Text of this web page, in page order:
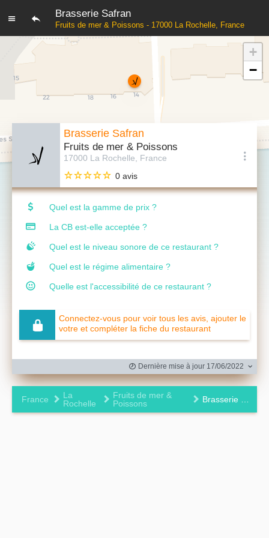
Brasserie Safran
Fruits de mer & Poissons - 17000 La Rochelle, France
Brasserie Safran
Fruits de mer & Poissons
17000 La Rochelle, France
0 avis
Quel est la gamme de prix ?
La CB est-elle acceptée ?
Quel est le niveau sonore de ce restaurant ?
Quel est le régime alimentaire ?
Quelle est l'accessibilité de ce restaurant ?
Connectez-vous pour voir tous les avis, ajouter le
votre et compléter la fiche du restaurant
Dernière mise à jour 17/06/2022
France
La
Rochelle
Fruits de mer &
Poissons
+
−